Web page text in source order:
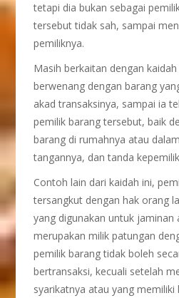
tetapi dia bukan sebagai
tersebut tidak sah, sampai
pemiliknya.
Masih berkaitan dengan
berwenang dengan barang
akad transaksinya, sampai ia
pemilik barang tersebut, baik
barang di rumahnya atau
tangannya, dan tanda
Contoh lain dari kaidah ini,
tersangkut dengan hak orang
yang digunakan untuk jaminan
merupakan milik patungan
pemilik barang tidak boleh
bertransaksi, kecuali setelah
syarikatnya atau yang memiliki